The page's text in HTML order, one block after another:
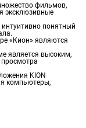
фильмов,
эксклюзивные
понятный
«Кион» являются
является высоким,
просмотра
KION
компьютеры,